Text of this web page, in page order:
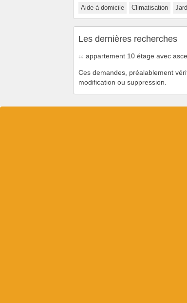
Aide à domicile Climatisation
Les dernières recherches
appartement 10 étage avec
Ces demandes, préalablement
modification ou suppression.